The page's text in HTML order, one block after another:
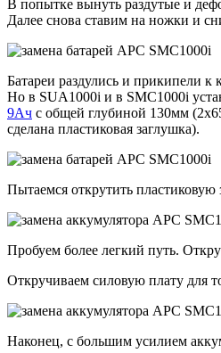
В попытке вынуть раздутые и
Далее снова ставим на ножки и
Батареи раздулись и прикипели к
Но в SUA1000i и в SMC1000i
9Ач с общей глубиной 130мм
сделана пластиковая заглушка).
Пытаемся открутить
Пробуем более легкий путь.
Откручиваем силовую плату для
Наконец, с большим усилием